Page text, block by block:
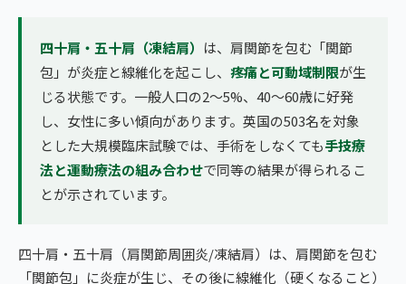
四十肩・五十肩（凍結肩） は、肩関節を包む「関節
包」が炎症と線維化を起こし、 疼痛と可動域制限が生
じる状態です。一般人口の2〜5%、40〜60歳に好発
し、女性に多い傾向があります。英国の503名を対象
とした大規模臨床試験では、手術をしなくても手技療
法と運動療法の組み合わせで同等の結果が得られるこ
とが示されています。
四十肩・五十肩（肩関節周囲炎/凍結肩）は、肩関節を包む
「関節包」に炎症が生じ、その後に線維化（硬くなること）